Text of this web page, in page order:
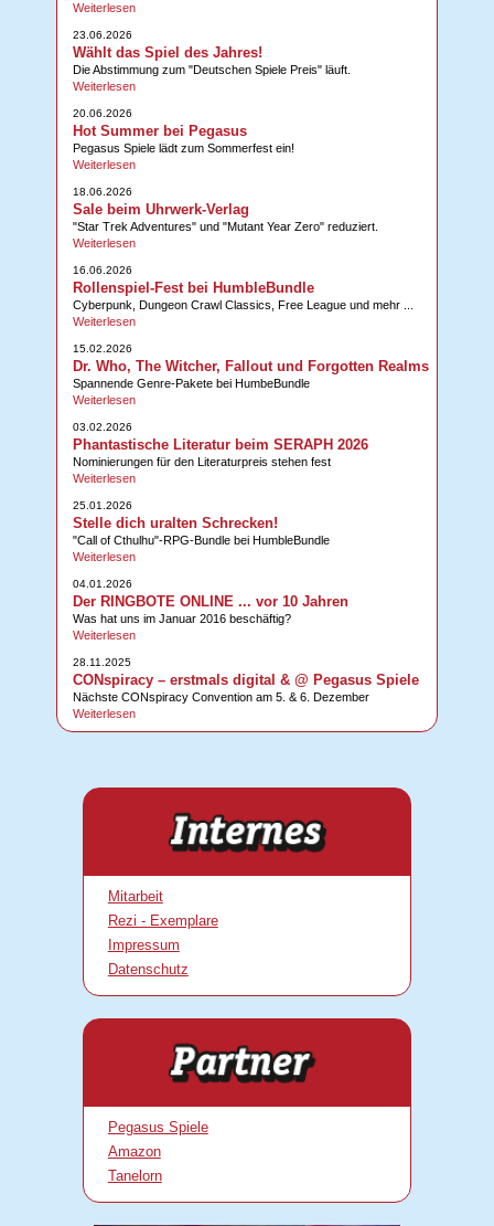
Weiterlesen
23.06.2026
Wählt das Spiel des Jahres!
Die Abstimmung zum "Deutschen Spiele Preis" läuft.
Weiterlesen
20.06.2026
Hot Summer bei Pegasus
Pegasus Spiele lädt zum Sommerfest ein!
Weiterlesen
18.06.2026
Sale beim Uhrwerk-Verlag
"Star Trek Adventures" und "Mutant Year Zero" reduziert.
Weiterlesen
16.06.2026
Rollenspiel-Fest bei HumbleBundle
Cyberpunk, Dungeon Crawl Classics, Free League und mehr ...
Weiterlesen
15.02.2026
Dr. Who, The Witcher, Fallout und Forgotten Realms
Spannende Genre-Pakete bei HumbeBundle
Weiterlesen
03.02.2026
Phantastische Literatur beim SERAPH 2026
Nominierungen für den Literaturpreis stehen fest
Weiterlesen
25.01.2026
Stelle dich uralten Schrecken!
"Call of Cthulhu"-RPG-Bundle bei HumbleBundle
Weiterlesen
04.01.2026
Der RINGBOTE ONLINE ... vor 10 Jahren
Was hat uns im Januar 2016 beschäftig?
Weiterlesen
28.11.2025
CONspiracy – erstmals digital & @ Pegasus Spiele
Nächste CONspiracy Convention am 5. & 6. Dezember
Weiterlesen
Mitarbeit
Rezi - Exemplare
Impressum
Datenschutz
Pegasus Spiele
Amazon
Tanelorn